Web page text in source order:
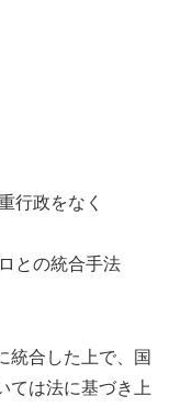
行政をなく
との統合手法
統合した上で、国
ては法に基づき上